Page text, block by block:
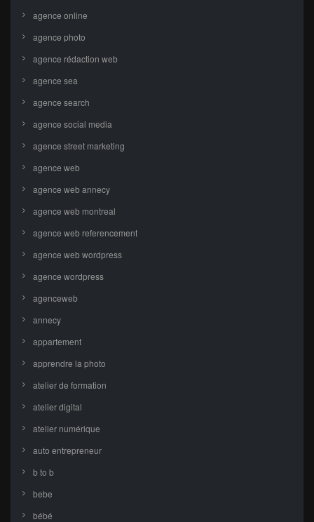
agence online
agence photo
agence rédaction web
agence sea
agence search
agence social media
agence street marketing
agence web
agence web annecy
agence web montreal
agence web referencement
agence web wordpress
agence wordpress
agenceweb
annecy
appartement
apprendre la photo
atelier de formation
atelier digital
atelier numérique
auto entrepreneur
b to b
bebe
bébé